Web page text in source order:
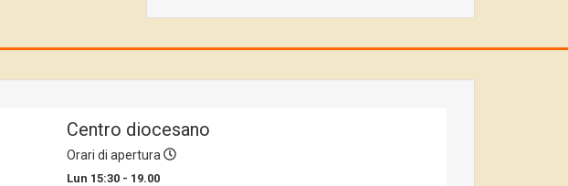
Centro diocesano
Orari di apertura
Lun 15:30 - 19.00